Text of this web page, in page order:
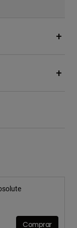
from Comprar